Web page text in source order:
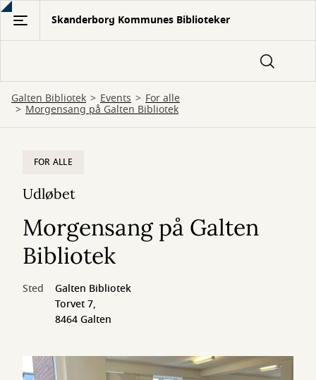
Gå
hovedindhold
Skanderborg Kommunes Biblioteker
Galten Bibliotek Events For alle
Morgensang på Galten Bibliotek
FOR ALLE
Udløbet
Morgensang på Galten
Bibliotek
Sted
Galten Bibliotek
Torvet 7,
8464 Galten